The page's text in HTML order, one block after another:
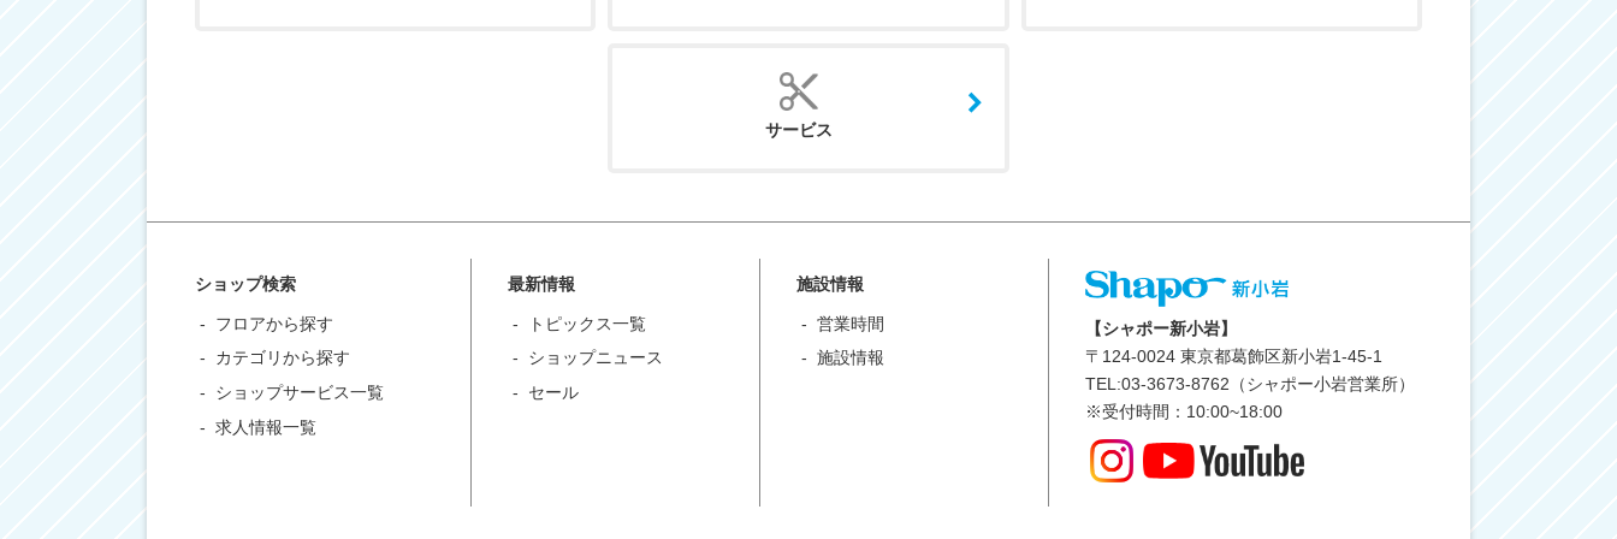
サービス
ショップ検索
フロアから探す
カテゴリから探す
ショップサービス一覧
求人情報一覧
最新情報
トピックス一覧
ショップニュース
セール
施設情報
営業時間
施設情報
【シャポー新小岩】
〒 124-0024 東京都葛飾区新小岩1-45-1
TEL:03-3673-8762（シャポー小岩営業所）
※受付時間：10:00~18:00